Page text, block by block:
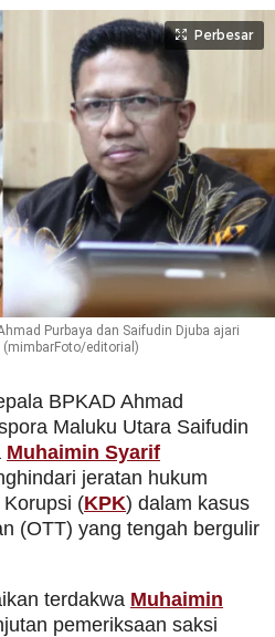
Perbesar
Purbaya dan Saifudin Djuba ajari
(mimbarFoto/editorial)
BPKAD Ahmad
Maluku Utara Saifudin
Muhaimin Syarif
jeratan hukum
(KPK) dalam kasus
(OTT) yang tengah bergulir
terdakwa Muhaimin
pemeriksaan saksi